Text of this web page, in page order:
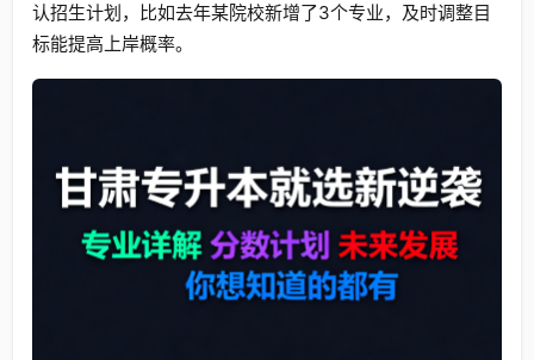
认招生计划，比如去年某院校新增了3个专业，及时调整目
标能提高上岸概率。